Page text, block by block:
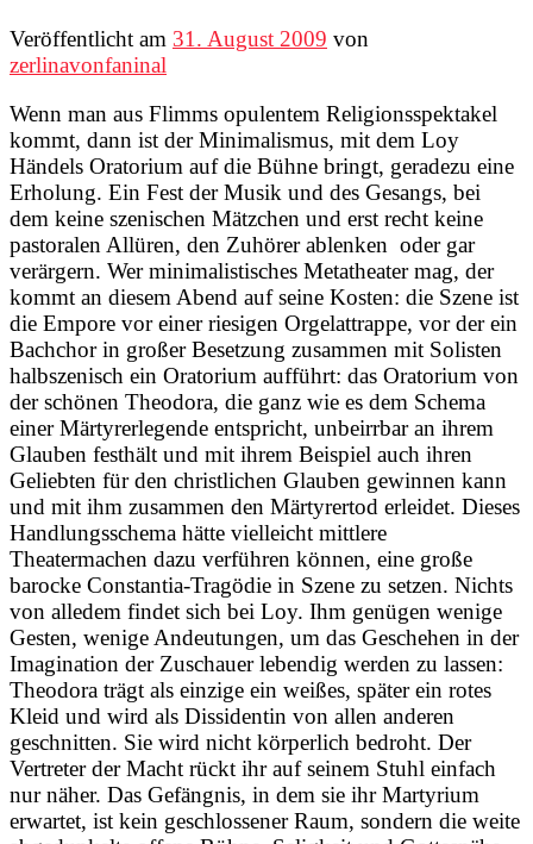
Veröffentlicht am 31. August 2009 von
zerlinavonfaninal
Wenn man aus Flimms opulentem Religionsspektakel
kommt, dann ist der Minimalismus, mit dem Loy
Händels Oratorium auf die Bühne bringt, geradezu eine
Erholung. Ein Fest der Musik und des Gesangs, bei
dem keine szenischen Mätzchen und erst recht keine
pastoralen Allüren, den Zuhörer ablenken oder gar
verärgern. Wer minimalistisches Metatheater mag, der
kommt an diesem Abend auf seine Kosten: die Szene ist
die Empore vor einer riesigen Orgelattrappe, vor der ein
Bachchor in großer Besetzung zusammen mit Solisten
halbszenisch ein Oratorium aufführt: das Oratorium von
der schönen Theodora, die ganz wie es dem Schema
einer Märtyrerlegende entspricht, unbeirrbar an ihrem
Glauben festhält und mit ihrem Beispiel auch ihren
Geliebten für den christlichen Glauben gewinnen kann
und mit ihm zusammen den Märtyrertod erleidet. Dieses
Handlungsschema hätte vielleicht mittlere
Theatermachen dazu verführen können, eine große
barocke Constantia-Tragödie in Szene zu setzen. Nichts
von alledem findet sich bei Loy. Ihm genügen wenige
Gesten, wenige Andeutungen, um das Geschehen in der
Imagination der Zuschauer lebendig werden zu lassen:
Theodora trägt als einzige ein weißes, später ein rotes
Kleid und wird als Dissidentin von allen anderen
geschnitten. Sie wird nicht körperlich bedroht. Der
Vertreter der Macht rückt ihr auf seinem Stuhl einfach
nur näher. Das Gefängnis, in dem sie ihr Martyrium
erwartet, ist kein geschlossener Raum, sondern die weite